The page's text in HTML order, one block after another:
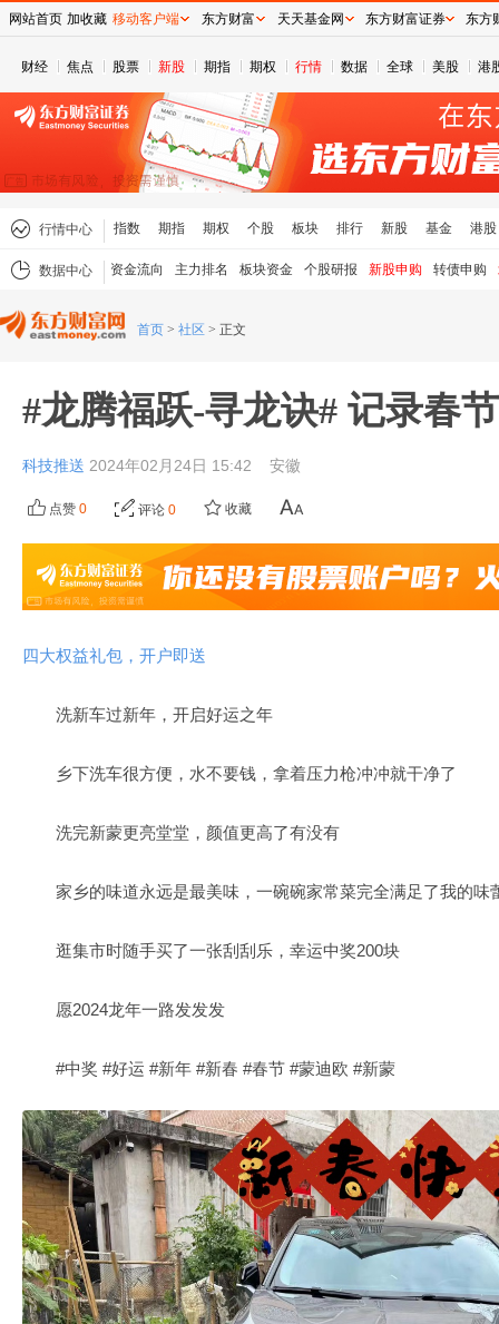
财经 焦点 股票 新股 期指 期权 行情 数据 全球 美股 港
行情中心 指数 期指 期权 个股 板块 排行 新股 基金 港股
数据中心 资金流向 主力排名 板块资金 个股研报 新股申购 转债申购
首页 > 社区 > 正文
#龙腾福跃-寻龙诀# 记录春
科技推送 2024年02月24日 15:42 安徽
点赞 0 评论 0 收藏
四大权益礼包，开户即送
洗新车过新年，开启好运之年
乡下洗车很方便，水不要钱，拿着压力枪冲冲就干净了
洗完新蒙更亮堂堂，颜值更高了有没有
家乡的味道永远是最美味，一碗碗家常菜完全满足了我的味
逛集市时随手买了一张刮刮乐，幸运中奖200块
愿2024龙年一路发发发
#中奖 #好运 #新年 #新春 #春节 #蒙迪欧 #新蒙
网站首页 加收藏 移动客户端 东方财富 天天基金网 东方财富证券 东方